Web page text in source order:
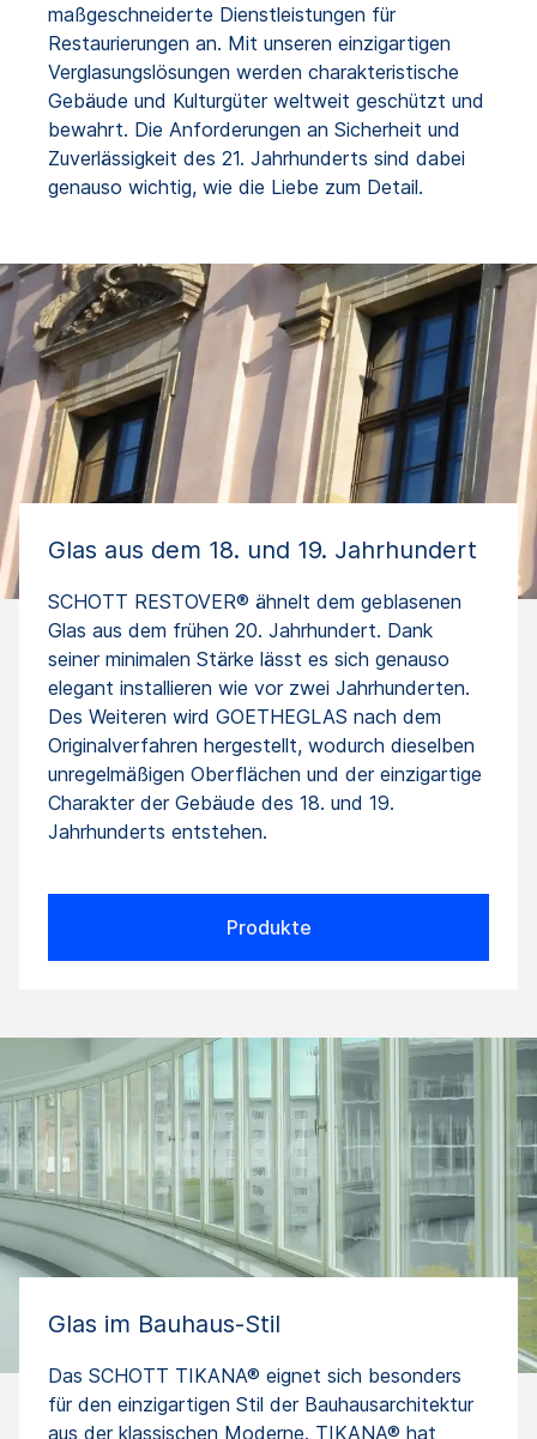
maßgeschneiderte Dienstleistungen für
Restaurierungen an. Mit unseren einzigartigen
Verglasungslösungen werden charakteristische
Gebäude und Kulturgüter weltweit geschützt und
bewahrt. Die Anforderungen an Sicherheit und
Zuverlässigkeit des 21. Jahrhunderts sind dabei
genauso wichtig, wie die Liebe zum Detail.
Glas aus dem 18. und 19. Jahrhundert
SCHOTT RESTOVER® ähnelt dem geblasenen
Glas aus dem frühen 20. Jahrhundert. Dank
seiner minimalen Stärke lässt es sich genauso
elegant installieren wie vor zwei Jahrhunderten.
Des Weiteren wird GOETHEGLAS nach dem
Originalverfahren hergestellt, wodurch dieselben
unregelmäßigen Oberflächen und der einzigartige
Charakter der Gebäude des 18. und 19.
Jahrhunderts entstehen.
Produkte
Glas im Bauhaus-Stil
Das SCHOTT TIKANA® eignet sich besonders
für den einzigartigen Stil der Bauhausarchitektur
aus der klassischen Moderne. TIKANA® hat